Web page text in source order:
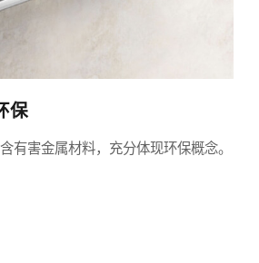
保
有害金属材料，充分体现环保概念。